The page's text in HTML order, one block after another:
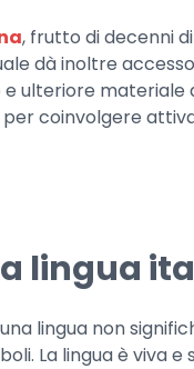
, frutto di decenni
dà inoltre
ulteriore
coinvolgere
lingua
lingua non
La lingua è viva